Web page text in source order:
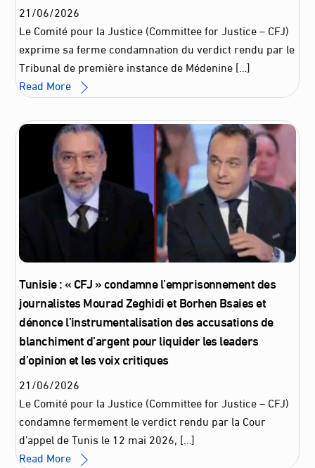
21/06/2026
Le Comité pour la Justice (Committee for Justice – CFJ)
exprime sa ferme condamnation du verdict rendu par le
Tribunal de première instance de Médenine […]
Read More
Tunisie : « CFJ » condamne l’emprisonnement des
journalistes Mourad Zeghidi et Borhen Bsaies et
dénonce l’instrumentalisation des accusations de
blanchiment d’argent pour liquider les leaders
d’opinion et les voix critiques
21/06/2026
Le Comité pour la Justice (Committee for Justice – CFJ)
condamne fermement le verdict rendu par la Cour
d’appel de Tunis le 12 mai 2026, […]
Read More